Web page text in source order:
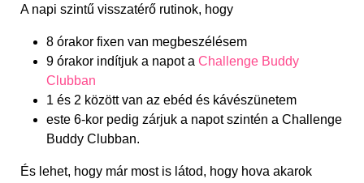
A napi szintű visszatérő rutinok, hogy
8 órakor fixen van megbeszélésem
9 órakor indítjuk a napot a Challenge Buddy
Clubban
1 és 2 között van az ebéd és kávészünetem
este 6-kor pedig zárjuk a napot szintén a Challenge
Buddy Clubban.
És lehet, hogy már most is látod, hogy hova akarok